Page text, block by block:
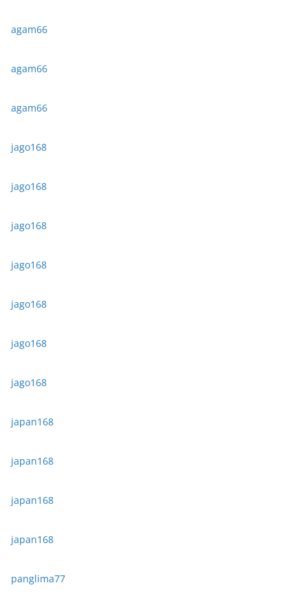
agam66
agam66
agam66
jago168
jago168
jago168
jago168
jago168
jago168
jago168
japan168
japan168
japan168
japan168
panglima77